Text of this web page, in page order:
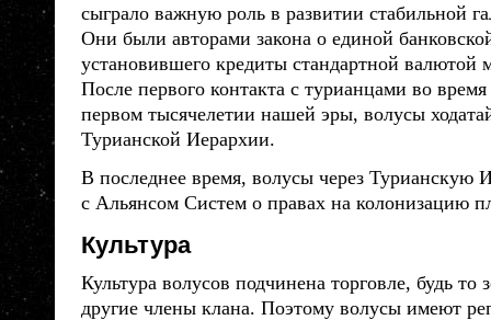
сыграло важную роль в развитии стабильной
Они были авторами закона о единой
установившего кредиты стандартной валютой
После первого контакта с турианцами во
первом тысячелетии нашей эры, волусы
Турианской Иерархии.
В последнее время, волусы через Турианскую
с Альянсом Систем о правах на колонизацию
Культура
Культура волусов подчинена торговле, будь
другие члены клана. Поэтому волусы имеют